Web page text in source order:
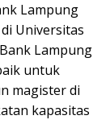
Lampung
Universitas
Lampung
untuk
magister di
kapasitas